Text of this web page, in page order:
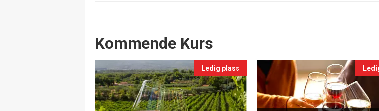
Events
Kommende Kurs
Ledig plass